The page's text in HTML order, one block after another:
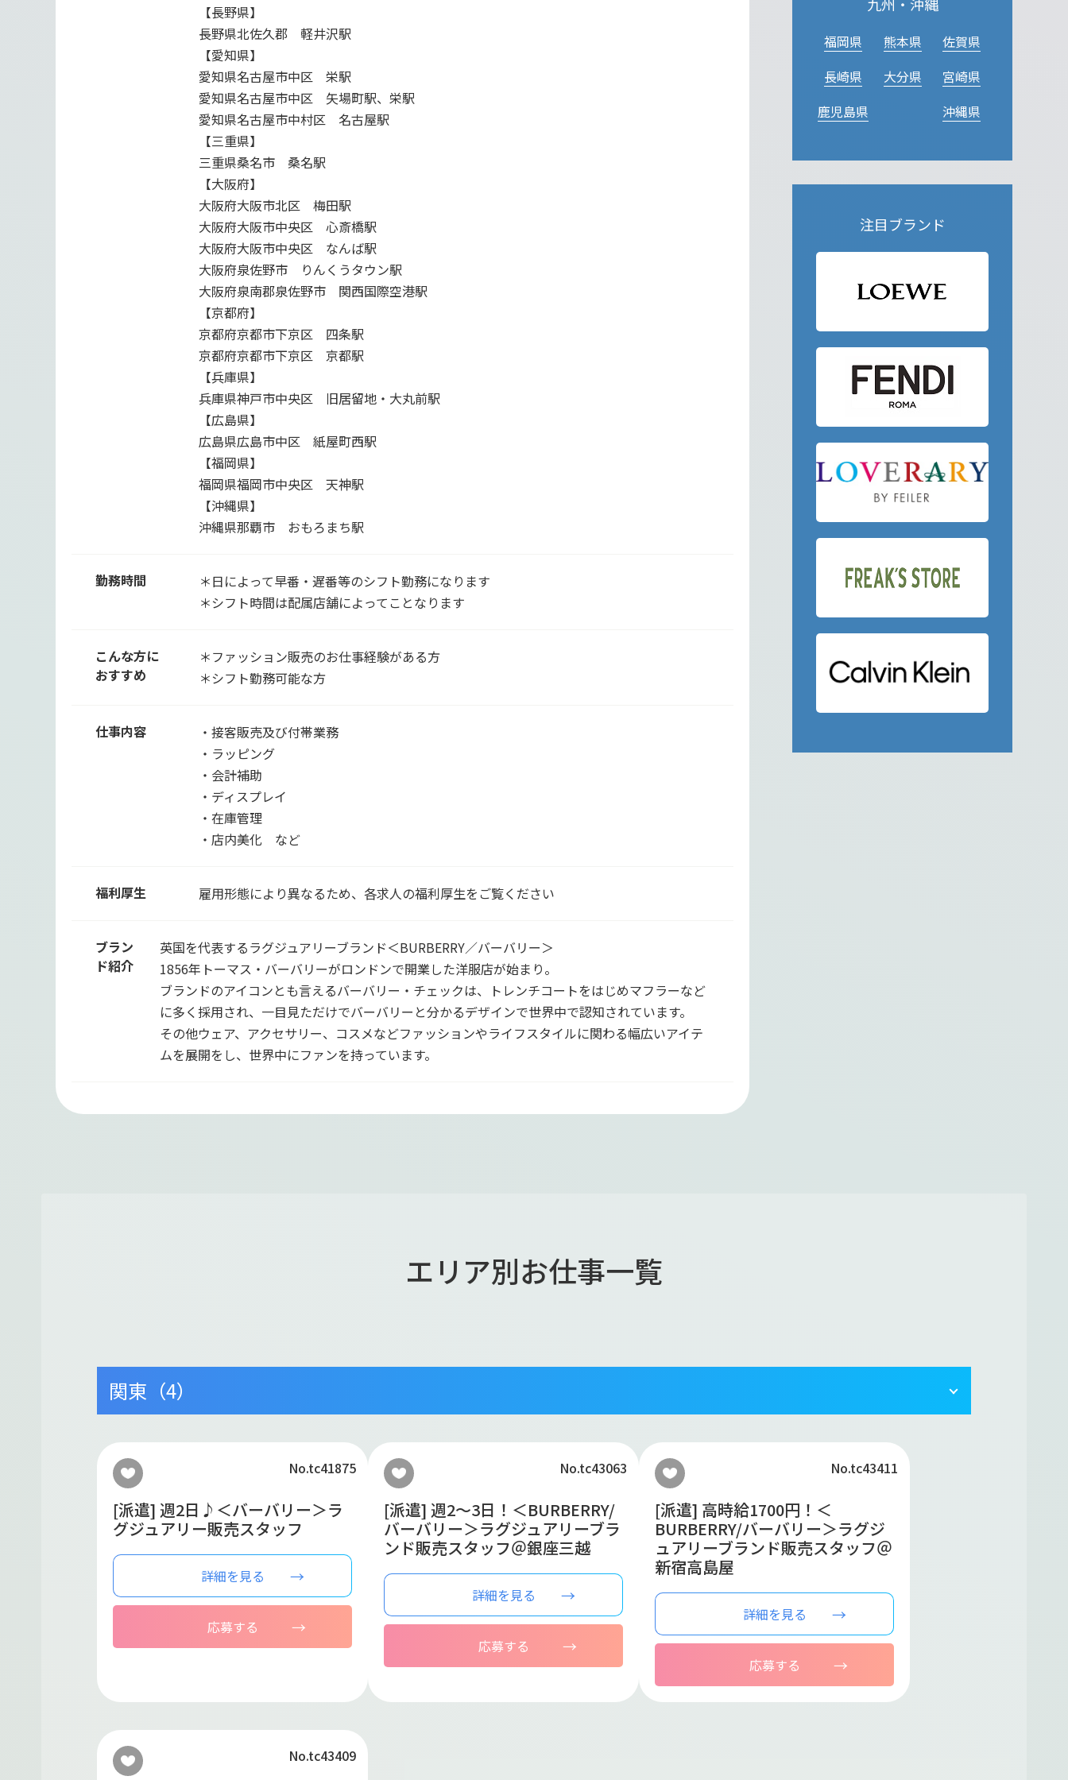
【長野県】
長野県北佐久郡 軽井沢駅
【愛知県】
愛知県名古屋市中区 栄駅
愛知県名古屋市中区 矢場町駅、栄駅
愛知県名古屋市中村区 名古屋駅
【三重県】
三重県桑名市 桑名駅
【大阪府】
大阪府大阪市北区 梅田駅
大阪府大阪市中央区 心斎橋駅
大阪府大阪市中央区 なんば駅
大阪府泉佐野市 りんくうタウン駅
大阪府泉南郡泉佐野市 関西国際空港駅
【京都府】
京都府京都市下京区 四条駅
京都府京都市下京区 京都駅
【兵庫県】
兵庫県神戸市中央区 旧居留地・大丸前駅
【広島県】
広島県広島市中区 紙屋町西駅
【福岡県】
福岡県福岡市中央区 天神駅
【沖縄県】
沖縄県那覇市 おもろまち駅
勤務時間
＊日によって早番・遅番等のシフト勤務になります
＊シフト時間は配属店舗によってことなります
こんな方に
おすすめ
＊ファッション販売のお仕事経験がある方
＊シフト勤務可能な方
仕事内容
・接客販売及び付帯業務
・ラッピング
・会計補助
・ディスプレイ
・在庫管理
・店内美化 など
福利厚生 雇用形態により異なるため、各求人の福利厚生をご覧ください
ブラン
ド紹介
英国を代表するラグジュアリーブランド＜BURBERRY／バーバリー＞
1856年トーマス・バーバリーがロンドンで開業した洋服店が始まり。
ブランドのアイコンとも言えるバーバリー・チェックは、トレンチコートをはじめマフラーなど
に多く採用され、一目見ただけでバーバリーと分かるデザインで世界中で認知されています。
その他ウェア、アクセサリー、コスメなどファッションやライフスタイルに関わる幅広いアイテ
ムを展開をし、世界中にファンを持っています。
福岡県 熊本県
佐賀県
長崎県
大分県
宮崎県
鹿児島県
沖縄県
注目ブランド
エリア別お仕事一覧
関東（4）
No.tc41875
[派遣] 週2日♪＜バーバリー＞ラ
グジュアリー販売スタッフ
詳細を見る
応募する
No.tc43063
[派遣] 週2～3日！＜BURBERRY/
バーバリー＞ラグジュアリーブラ
ンド販売スタッフ＠銀座三越
詳細を見る
応募する
No.tc43411
[派遣] 高時給1700円！＜
BURBERRY/バーバリー＞ラグジ
ュアリーブランド販売スタッフ＠
新宿高島屋
詳細を見る
応募する
No.tc43409